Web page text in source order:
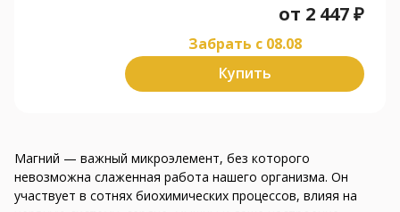
от 2 447₽
Забрать c 08.08
Купить
Магний — важный микроэлемент, без которого
невозможна слаженная работа нашего организма. Он
участвует в сотнях биохимических процессов, влияя на